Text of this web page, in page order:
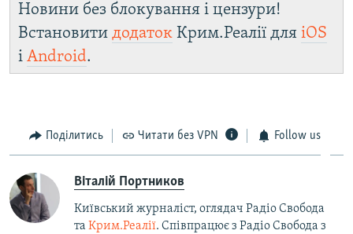
Новини без блокування і цензури!
Встановити додаток Крим.Реалії для iOS
і Android.
Поділитись Читати без VPN Follow us
Віталій Портников
Київський журналіст, оглядач Радіо Свобода
та Крим.Реалії. Співпрацює з Радіо Свобода з